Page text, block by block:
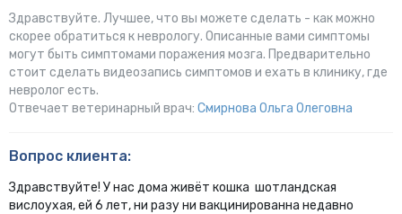
Здравствуйте. Лучшее, что вы можете сделать - как можно
скорее обратиться к неврологу. Описанные вами симптомы
могут быть симптомами поражения мозга. Предварительно
стоит сделать видеозапись симптомов и ехать в клинику, где
невролог есть.
Отвечает ветеринарный врач: Смирнова Ольга Олеговна
Вопрос клиента:
Здравствуйте! У нас дома живёт кошка шотландская
вислоухая, ей 6 лет, ни разу ни вакцинированна недавно